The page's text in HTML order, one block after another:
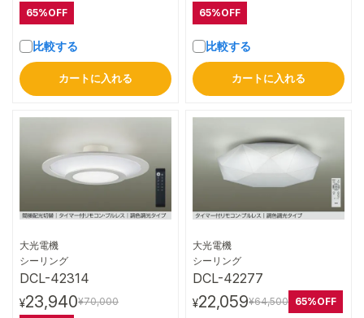
65%OFF
比較する
カートに入れる
65%OFF
比較する
カートに入れる
大光電機
シーリング
DCL-42314
¥23,940¥70,000
大光電機
シーリング
DCL-42277
¥22,059¥64,500 65%OFF